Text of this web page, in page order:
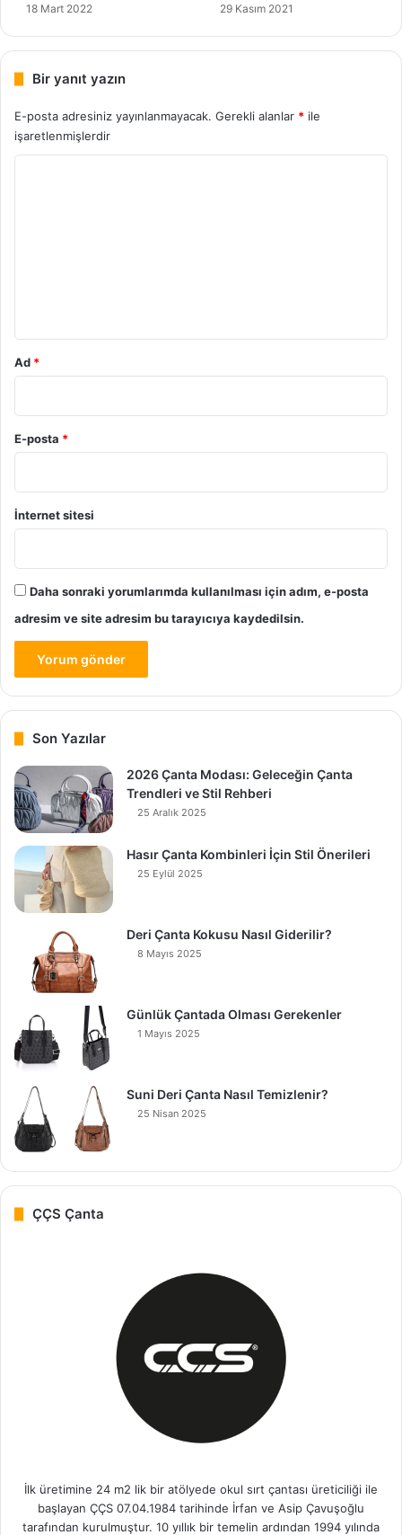
18 Mart 2022 29 Kasım 2021
Bir yanıt yazın
E-posta adresiniz yayınlanmayacak. Gerekli alanlar * ile
işaretlenmişlerdir
Ad *
E-posta *
İnternet sitesi
Daha sonraki yorumlarımda kullanılması için adım, e-posta
adresim ve site adresim bu tarayıcıya kaydedilsin.
Son Yazılar
2026 Çanta Modası: Geleceğin Çanta
Trendleri ve Stil Rehberi
25 Aralık 2025
Hasır Çanta Kombinleri İçin Stil Önerileri
25 Eylül 2025
Deri Çanta Kokusu Nasıl Giderilir?
8 Mayıs 2025
Günlük Çantada Olması Gerekenler
1 Mayıs 2025
Suni Deri Çanta Nasıl Temizlenir?
25 Nisan 2025
ÇÇS Çanta
İlk üretimine 24 m2 lik bir atölyede okul sırt çantası üreticiliği ile
başlayan ÇÇS 07.04.1984 tarihinde İrfan ve Asip Çavuşoğlu
tarafından kurulmuştur. 10 yıllık bir temelin ardından 1994 yılında